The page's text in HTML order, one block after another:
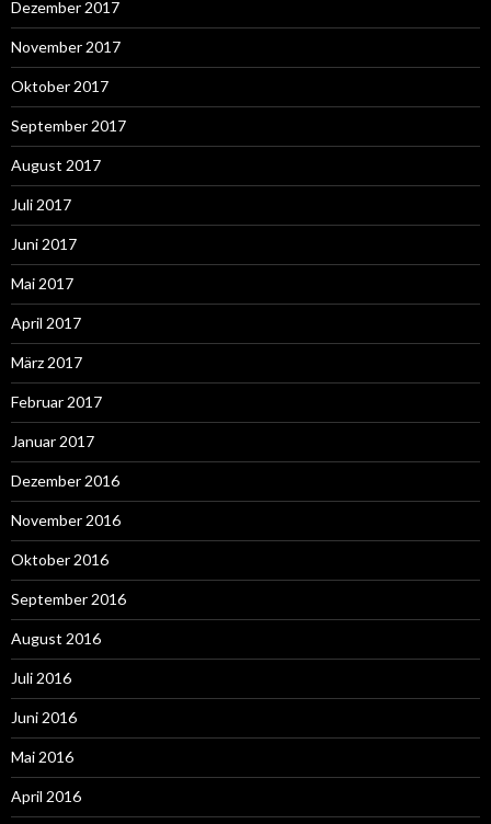
Dezember 2017
November 2017
Oktober 2017
September 2017
August 2017
Juli 2017
Juni 2017
Mai 2017
April 2017
März 2017
Februar 2017
Januar 2017
Dezember 2016
November 2016
Oktober 2016
September 2016
August 2016
Juli 2016
Juni 2016
Mai 2016
April 2016